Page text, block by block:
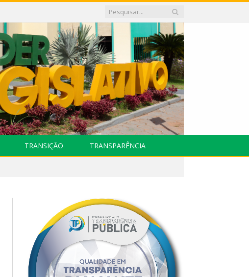
TRANSIÇÃO TRANSPARÊNCIA